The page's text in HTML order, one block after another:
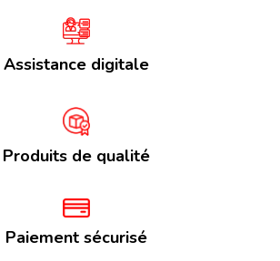
Assistance digitale
Produits de qualité
Paiement sécurisé